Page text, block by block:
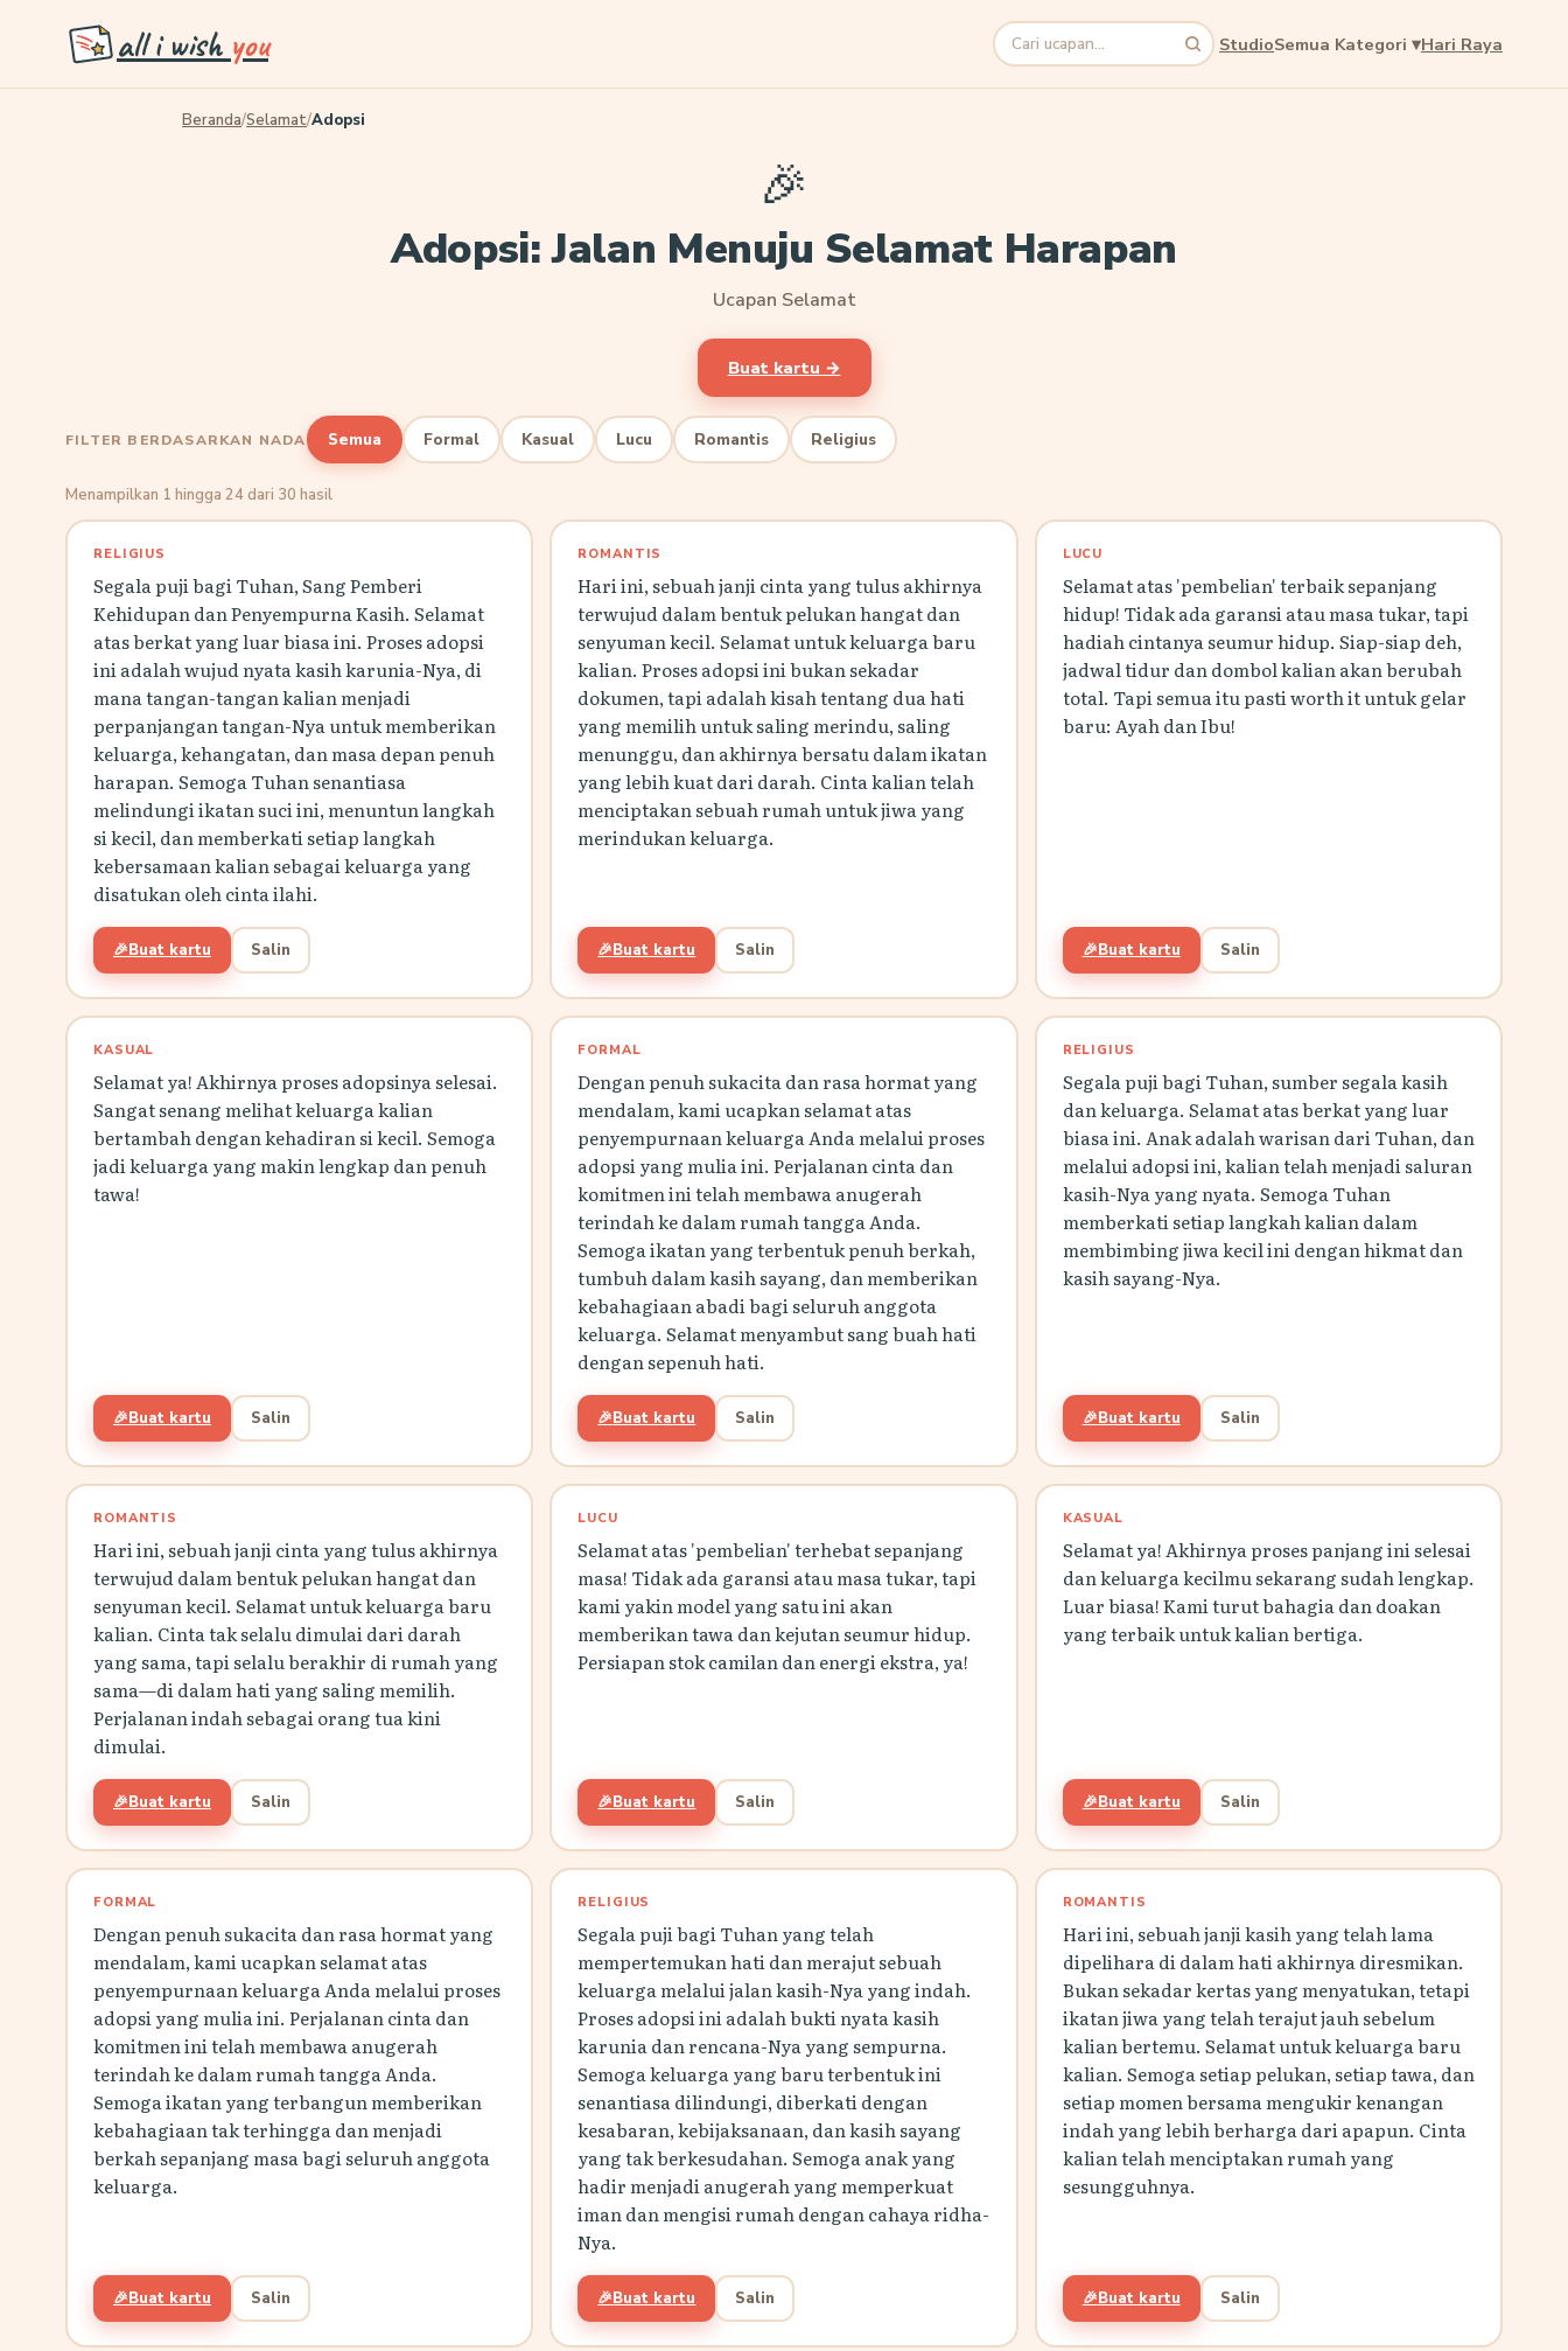
all i wish you Cari StudioSemua Kategori ▾Hari Raya
Beranda/Selamat/Adopsi
🎉
Adopsi: Jalan Menuju Selamat Harapan
Ucapan Selamat
Buat kartu →
FILTER BERDASARKAN NADA Semua Formal Kasual Lucu Romantis Religius
Menampilkan 1 hingga 24 dari 30 hasil
RELIGIUS
Segala puji bagi Tuhan, Sang Pemberi
Kehidupan dan Penyempurna Kasih. Selamat
atas berkat yang luar biasa ini. Proses adopsi
ini adalah wujud nyata kasih karunia-Nya, di
mana tangan-tangan kalian menjadi
perpanjangan tangan-Nya untuk memberikan
keluarga, kehangatan, dan masa depan penuh
harapan. Semoga Tuhan senantiasa
melindungi ikatan suci ini, menuntun langkah
si kecil, dan memberkati setiap langkah
kebersamaan kalian sebagai keluarga yang
disatukan oleh cinta ilahi.
🎉Buat kartu Salin
ROMANTIS
Hari ini, sebuah janji cinta yang tulus akhirnya
terwujud dalam bentuk pelukan hangat dan
senyuman kecil. Selamat untuk keluarga baru
kalian. Proses adopsi ini bukan sekadar
dokumen, tapi adalah kisah tentang dua hati
yang memilih untuk saling merindu, saling
menunggu, dan akhirnya bersatu dalam ikatan
yang lebih kuat dari darah. Cinta kalian telah
menciptakan sebuah rumah untuk jiwa yang
merindukan keluarga.
🎉Buat kartu Salin
LUCU
Selamat atas 'pembelian' terbaik sepanjang
hidup! Tidak ada garansi atau masa tukar, tapi
hadiah cintanya seumur hidup. Siap-siap deh,
jadwal tidur dan dombol kalian akan berubah
total. Tapi semua itu pasti worth it untuk gelar
baru: Ayah dan Ibu!
🎉Buat kartu Salin
KASUAL
Selamat ya! Akhirnya proses adopsinya selesai.
Sangat senang melihat keluarga kalian
bertambah dengan kehadiran si kecil. Semoga
jadi keluarga yang makin lengkap dan penuh
tawa!
🎉Buat kartu Salin
FORMAL
Dengan penuh sukacita dan rasa hormat yang
mendalam, kami ucapkan selamat atas
penyempurnaan keluarga Anda melalui proses
adopsi yang mulia ini. Perjalanan cinta dan
komitmen ini telah membawa anugerah
terindah ke dalam rumah tangga Anda.
Semoga ikatan yang terbentuk penuh berkah,
tumbuh dalam kasih sayang, dan memberikan
kebahagiaan abadi bagi seluruh anggota
keluarga. Selamat menyambut sang buah hati
dengan sepenuh hati.
🎉Buat kartu Salin
RELIGIUS
Segala puji bagi Tuhan, sumber segala kasih
dan keluarga. Selamat atas berkat yang luar
biasa ini. Anak adalah warisan dari Tuhan, dan
melalui adopsi ini, kalian telah menjadi saluran
kasih-Nya yang nyata. Semoga Tuhan
memberkati setiap langkah kalian dalam
membimbing jiwa kecil ini dengan hikmat dan
kasih sayang-Nya.
🎉Buat kartu Salin
ROMANTIS
Hari ini, sebuah janji cinta yang tulus akhirnya
terwujud dalam bentuk pelukan hangat dan
senyuman kecil. Selamat untuk keluarga baru
kalian. Cinta tak selalu dimulai dari darah
yang sama, tapi selalu berakhir di rumah yang
sama—di dalam hati yang saling memilih.
Perjalanan indah sebagai orang tua kini
dimulai.
🎉Buat kartu Salin
LUCU
Selamat atas 'pembelian' terhebat sepanjang
masa! Tidak ada garansi atau masa tukar, tapi
kami yakin model yang satu ini akan
memberikan tawa dan kejutan seumur hidup.
Persiapan stok camilan dan energi ekstra, ya!
🎉Buat kartu Salin
KASUAL
Selamat ya! Akhirnya proses panjang ini selesai
dan keluarga kecilmu sekarang sudah lengkap.
Luar biasa! Kami turut bahagia dan doakan
yang terbaik untuk kalian bertiga.
🎉Buat kartu Salin
FORMAL
Dengan penuh sukacita dan rasa hormat yang
mendalam, kami ucapkan selamat atas
penyempurnaan keluarga Anda melalui proses
adopsi yang mulia ini. Perjalanan cinta dan
komitmen ini telah membawa anugerah
terindah ke dalam rumah tangga Anda.
Semoga ikatan yang terbangun memberikan
kebahagiaan tak terhingga dan menjadi
berkah sepanjang masa bagi seluruh anggota
keluarga.
🎉Buat kartu Salin
RELIGIUS
Segala puji bagi Tuhan yang telah
mempertemukan hati dan merajut sebuah
keluarga melalui jalan kasih-Nya yang indah.
Proses adopsi ini adalah bukti nyata kasih
karunia dan rencana-Nya yang sempurna.
Semoga keluarga yang baru terbentuk ini
senantiasa dilindungi, diberkati dengan
kesabaran, kebijaksanaan, dan kasih sayang
yang tak berkesudahan. Semoga anak yang
hadir menjadi anugerah yang memperkuat
iman dan mengisi rumah dengan cahaya ridha-
Nya.
🎉Buat kartu Salin
ROMANTIS
Hari ini, sebuah janji kasih yang telah lama
dipelihara di dalam hati akhirnya diresmikan.
Bukan sekadar kertas yang menyatukan, tetapi
ikatan jiwa yang telah terajut jauh sebelum
kalian bertemu. Selamat untuk keluarga baru
kalian. Semoga setiap pelukan, setiap tawa, dan
setiap momen bersama mengukir kenangan
indah yang lebih berharga dari apapun. Cinta
kalian telah menciptakan rumah yang
sesungguhnya.
🎉Buat kartu Salin